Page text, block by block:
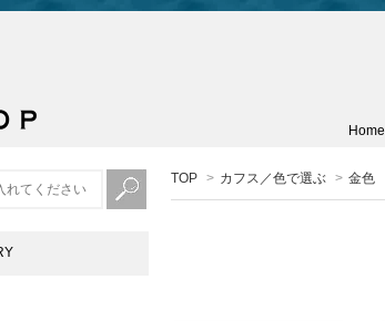
Home
TOP > カフス／色で選ぶ > 金色